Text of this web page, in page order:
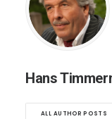
Hans
ALL AUTHOR POSTS